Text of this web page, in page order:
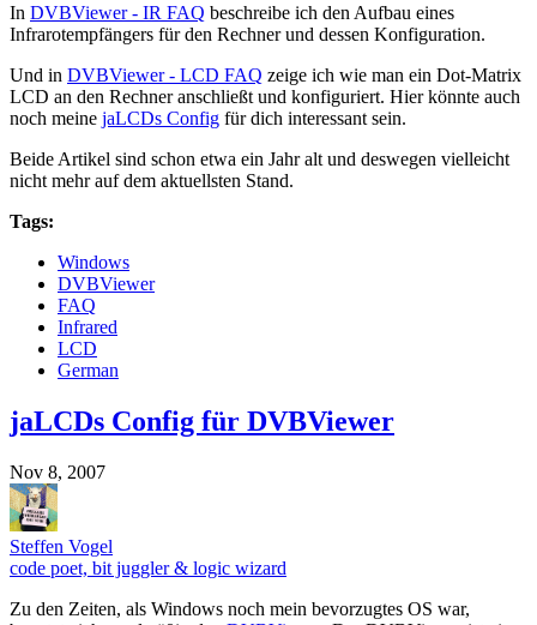
In DVBViewer - IR FAQ beschreibe ich den Aufbau eines
Infrarotempfängers für den Rechner und dessen Konfiguration.
Und in DVBViewer - LCD FAQ zeige ich wie man ein Dot-Matrix
LCD an den Rechner anschließt und konfiguriert. Hier könnte auch
noch meine jaLCDs Config für dich interessant sein.
Beide Artikel sind schon etwa ein Jahr alt und deswegen vielleicht
nicht mehr auf dem aktuellsten Stand.
Tags:
Windows
DVBViewer
FAQ
Infrared
LCD
German
jaLCDs Config für DVBViewer
Nov 8, 2007
Steffen Vogel
code poet, bit juggler & logic wizard
Zu den Zeiten, als Windows noch mein bevorzugtes OS war,